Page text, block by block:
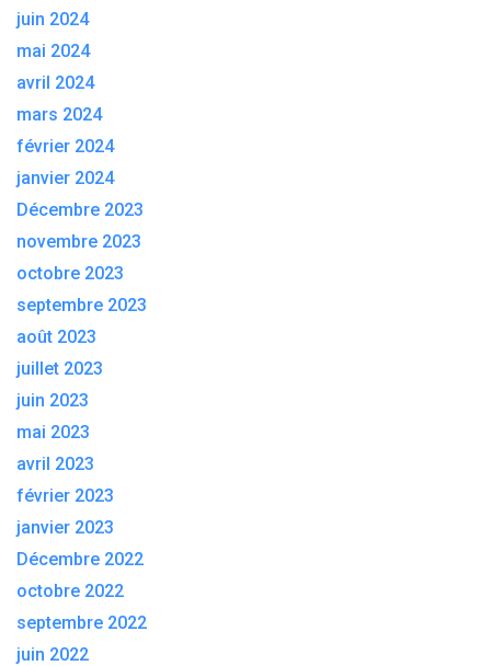
juin 2024
mai 2024
avril 2024
mars 2024
février 2024
janvier 2024
Décembre 2023
novembre 2023
octobre 2023
septembre 2023
août 2023
juillet 2023
juin 2023
mai 2023
avril 2023
février 2023
janvier 2023
Décembre 2022
octobre 2022
septembre 2022
juin 2022